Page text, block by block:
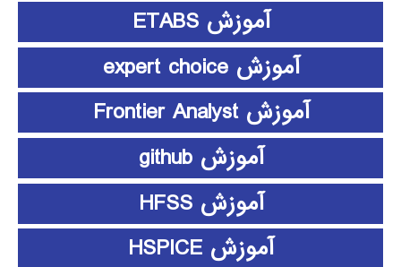
آموزش ETABS
آموزش expert choice
آموزش Frontier Analyst
آموزش github
آموزش HFSS
آموزش HSPICE